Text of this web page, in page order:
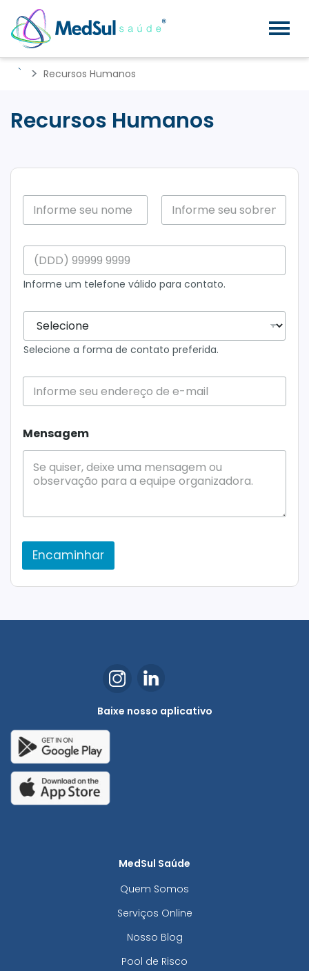
Recursos Humanos
Humanos
Recursos Humanos
N
m
m
p
o
Nome Sobrenome
N
e
o
d
C
l
u
a
*
Informe um telefone válido para contato.
F
r
m
d
C
n
t
Selecione a forma de contato preferida.
Mensagem
Encaminhar
Baixe nosso aplicativo
MedSul Saúde
Quem Somos
Serviços Online
Nosso Blog
Pool de Risco